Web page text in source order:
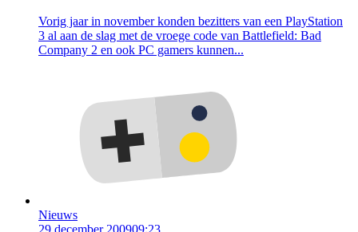
Vorig jaar in november konden bezitters van een PlayStation
3 al aan de slag met de vroege code van Battlefield: Bad
Company 2 en ook PC gamers kunnen...
Nieuws